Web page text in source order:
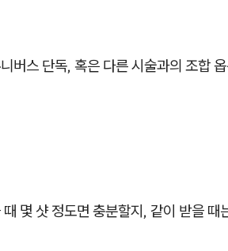
버스 단독, 혹은 다른 시술과의 조합
몇 샷 정도면 충분할지, 같이 받을 때